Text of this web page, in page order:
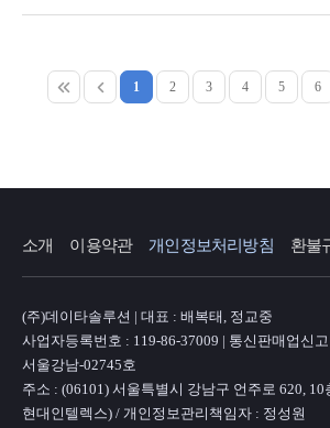
1 2 3 4 5 6
소개 이용약관 개인정보처리방침 환불
(주)데이타솔루션 | 대표 : 배복태, 정교중
사업자등록번호 : 119-86-37009 | 통신판매업신
서울강남-02745호
주소 : (06101) 서울특별시 강남구 언주로 620, 10
현대인텔렉스) / 개인정보관리책임자 : 정성원